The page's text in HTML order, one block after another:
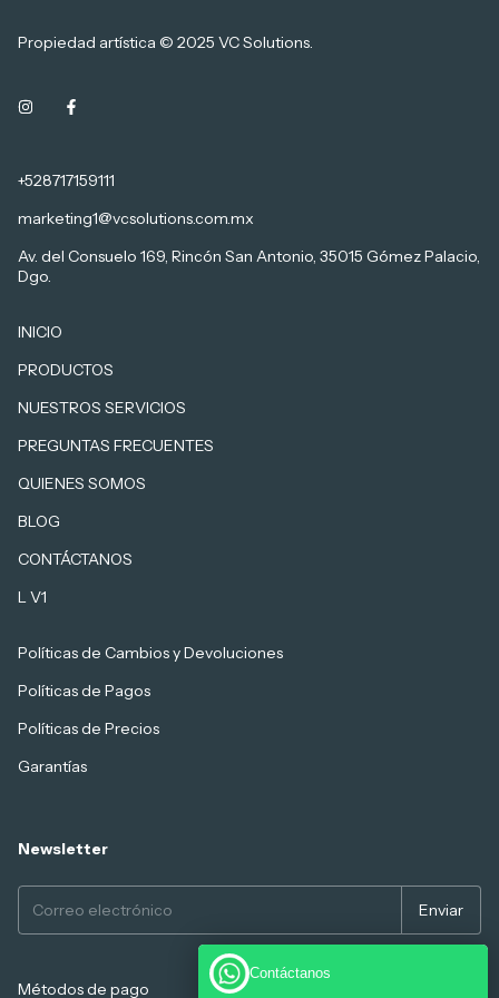
Propiedad artística © 2025 VC Solutions.
+528717159111
marketing1@vcsolutions.com.mx
Av. del Consuelo 169, Rincón San Antonio, 35015 Gómez Palacio,
Dgo.
INICIO
PRODUCTOS
NUESTROS SERVICIOS
PREGUNTAS FRECUENTES
QUIENES SOMOS
BLOG
CONTÁCTANOS
L V1
Políticas de Cambios y Devoluciones
Políticas de Pagos
Políticas de Precios
Garantías
Newsletter
Métodos de pago
Contáctanos